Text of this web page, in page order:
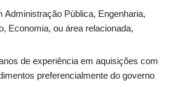
Administração Pública, Engenharia,
Economia, ou área relacionada,
de experiência em aquisições com
preferencialmente do governo